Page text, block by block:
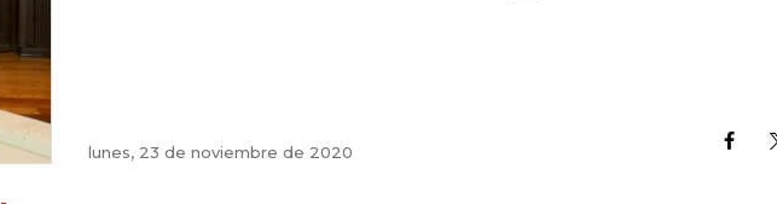
lunes, 23 de noviembre de 2020